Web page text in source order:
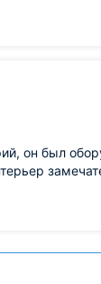
он был